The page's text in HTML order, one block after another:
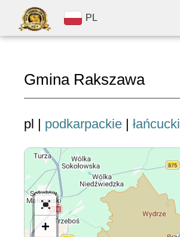
PL
Gmina Rakszawa
pl | podkarpackie | łańcucki
+